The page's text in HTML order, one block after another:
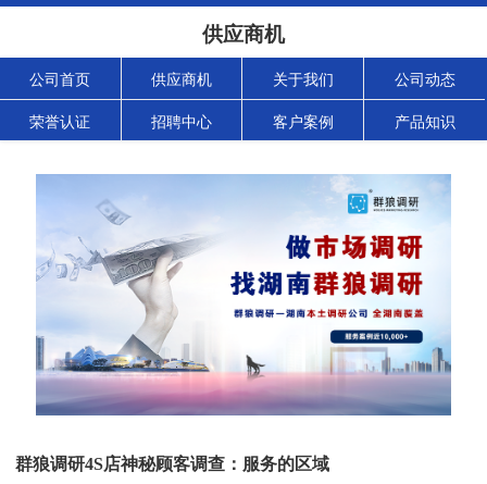
供应商机
公司首页 供应商机 关于我们 公司动态
荣誉认证 招聘中心 客户案例 产品知识
群狼调研4S店神秘顾客调查：服务的区域